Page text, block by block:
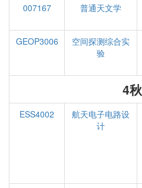
007167 普通天文学
GEOP3006
空间探测综合实
验
4秋
ESS4002
航天电子电路设
计